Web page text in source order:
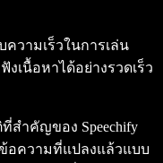
ความเร็วในการเล่น
เนื้อหาได้อย่างรวดเร็ว
ำคัญของ Speechify
อความที่แปลงแล้วแบบ